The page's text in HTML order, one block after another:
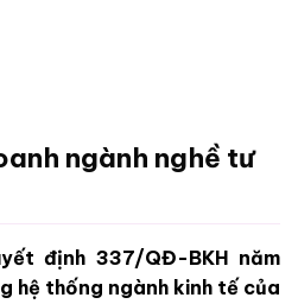
ngành nghề tư
định 337/QĐ-BKH năm
hệ thống ngành kinh tế của